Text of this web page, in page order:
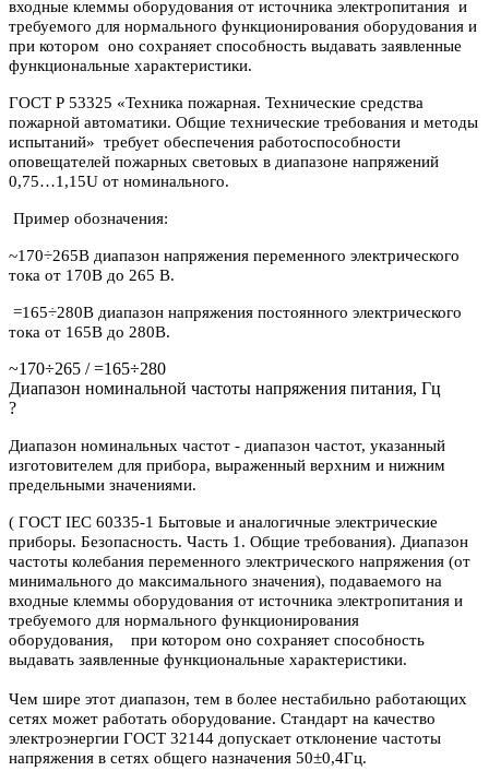
входные клеммы оборудования от источника электропитания и
требуемого для нормального функционирования оборудования и
при котором оно сохраняет способность выдавать заявленные
функциональные характеристики.
ГОСТ Р 53325 «Техника пожарная. Технические средства
пожарной автоматики. Общие технические требования и методы
испытаний» требует обеспечения работоспособности
оповещателей пожарных световых в диапазоне напряжений
0,75…1,15U от номинального.
Пример обозначения:
~170÷265В диапазон напряжения переменного электрического
тока от 170В до 265 В.
=165÷280В диапазон напряжения постоянного электрического
тока от 165В до 280В.
~170÷265 / =165÷280
Диапазон номинальной частоты напряжения питания, Гц
?
Диапазон номинальных частот - диапазон частот, указанный
изготовителем для прибора, выраженный верхним и нижним
предельными значениями.
( ГОСТ IEC 60335-1 Бытовые и аналогичные электрические
приборы. Безопасность. Часть 1. Общие требования). Диапазон
частоты колебания переменного электрического напряжения (от
минимального до максимального значения), подаваемого на
входные клеммы оборудования от источника электропитания и
требуемого для нормального функционирования
оборудования, при котором оно сохраняет способность
выдавать заявленные функциональные характеристики.
Чем шире этот диапазон, тем в более нестабильно работающих
сетях может работать оборудование. Стандарт на качество
электроэнергии ГОСТ 32144 допускает отклонение частоты
напряжения в сетях общего назначения 50±0,4Гц.